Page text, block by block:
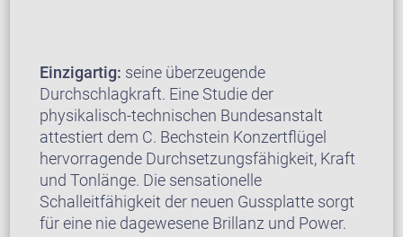
Einzigartig: seine überzeugende
Durchschlagkraft. Eine Studie der
physikalisch-technischen Bundesanstalt
attestiert dem C. Bechstein Konzertflügel
hervorragende Durchsetzungsfähigkeit, Kraft
und Tonlänge. Die sensationelle
Schalleitfähigkeit der neuen Gussplatte sorgt
für eine nie dagewesene Brillanz und Power.